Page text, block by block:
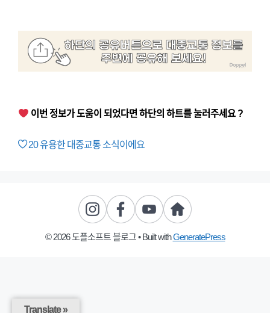
이번 정보가 도움이 되었다면 하단의 하트를 눌러주세요 ?
20유용한 대중교통 소식이에요
© 2026 도플소프트 블로그• Built withGeneratePress
Translate »